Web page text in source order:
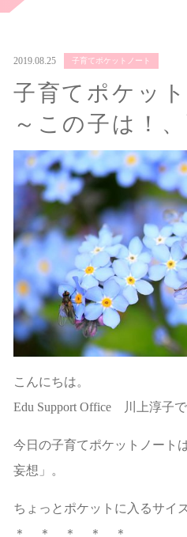
2019.08.25 子育てポケットノート
子育てポケッ
～この子は！
こんにちは。
Edu Support Office 川上淳子で
今日の子育てポケットノート
妄想」。
ちょっとポケットに入るサイ
＊ ＊ ＊ ＊ ＊